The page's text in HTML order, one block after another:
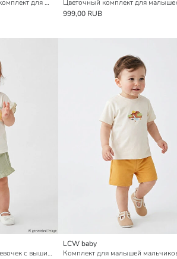
Полосатый муслиновый комплект для малышей мальчиков
999,00 RUB
Комплект для малышек девочек с вышивкой и оборками
LCW baby